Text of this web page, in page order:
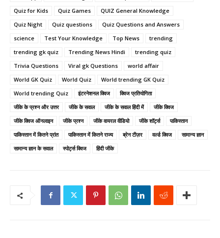
Quiz for Kids
Quiz Games
QUIZ General Knowledge
Quiz Night
Quiz questions
Quiz Questions and Answers
science
Test Your Knowledge Top News
trending
trending gk quiz
Trending News Hindi
trending quiz
Trivia Questions
Viral gk Questions
world affair
World GK Quiz
World Quiz
World trending GK Quiz
World trending Quiz
इंटरनेशनल क्विज
क्विज प्रतियोगिता
जीके के प्रश्न और उत्तर
जीके के सवाल जीके के सवाल हिंदी में
जीके क्विज
जीके क्विज ऑनलाइन
जीके प्रश्न जीके वायरल वीडियो जीके शॉर्ट्स
पाकिस्तान
पाकिस्तान में कितने प्रांत
पाकिस्तान में कितने राज्य ब्रेन टीज़र वर्ल्ड क्विज
सामान्य ज्ञान
सामान्य ज्ञान के सवाल
स्पोर्ट्स क्विज हिंदी जीके